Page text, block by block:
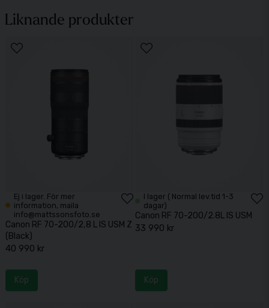
Liknande produkter
Ej i lager. För mer
information, maila
info@mattssonsfoto.se
Canon RF 70-200/2,8 L IS USM Z
(Black)
40 990 kr
Köp
I lager ( Normal lev.tid 1-3
dagar)
Canon RF 70-200/2.8L IS USM
33 990 kr
Köp